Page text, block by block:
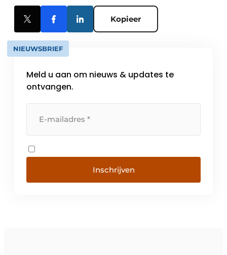
Kopieer
NIEUWSBRIEF
Meld u aan om nieuws & updates te
ontvangen.
Inschrijven